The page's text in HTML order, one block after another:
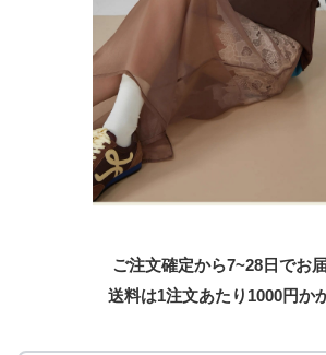
ご注文確定から7~28日でお
送料は1注文あたり 1000円か